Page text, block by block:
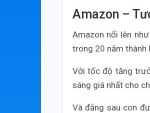
Amazon –
Amazon nổi lên
trong 20 năm thành
Với tốc độ tăng
sáng giá nhất cho
Và đằng sau con